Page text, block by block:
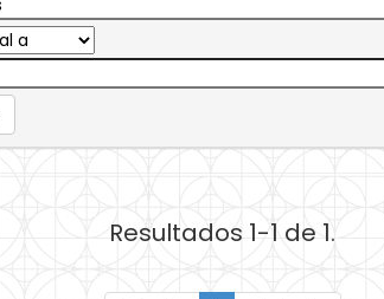
Resultados 1-1 de 1.